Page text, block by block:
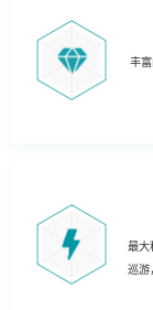
丰
最大
巡游